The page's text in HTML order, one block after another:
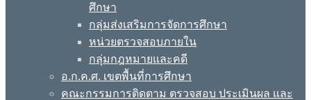
ศึกษา
กลุ่มส่งเสริมการจัดการศึกษา
หน่วยตรวจสอบภายใน
กลุ่มกฎหมายและคดี
อ.ก.ค.ศ. เขตพื้นที่การศึกษา
คณะกรรมการติดตาม ตรวจสอบ ประเมินผล และ